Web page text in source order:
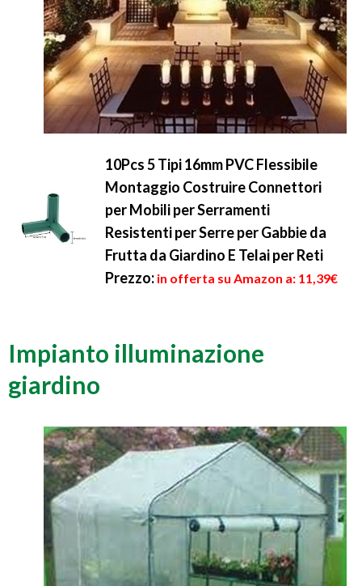
10Pcs 5 Tipi 16mm PVC Flessibile
Montaggio Costruire Connettori
per Mobili per Serramenti
Resistenti per Serre per Gabbie da
Frutta da Giardino E Telai per Reti
Prezzo: in offerta su Amazon a: 11,39€
Impianto illuminazione
giardino